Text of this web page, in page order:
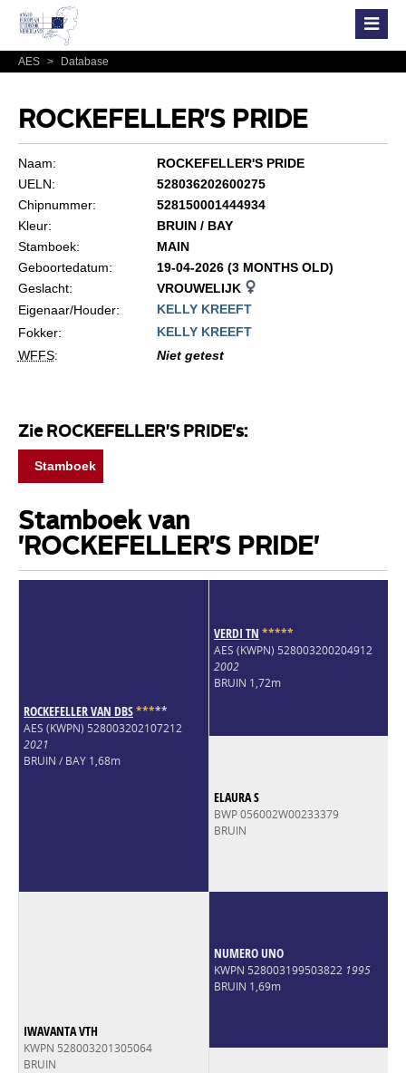
AES > Database
ROCKEFELLER'S PRIDE
Naam:
ROCKEFELLER'S PRIDE
UELN:
528036202600275
Chipnummer:
528150001444934
Kleur:
BRUIN / BAY
Stamboek:
MAIN
Geboortedatum:
19-04-2026 (3 MONTHS OLD)
Geslacht:
VROUWELIJK
Eigenaar/Houder:
KELLY KREEFT
Fokker:
KELLY KREEFT
WFFS: Niet getest
Zie ROCKEFELLER'S PRIDE's:
Stamboek
Stamboek van
'ROCKEFELLER'S PRIDE'
ROCKEFELLER VAN DBS*****
AES (KWPN) 528003202107212
2021
BRUIN / BAY 1,68m
VERDI TN *****
AES (KWPN) 528003200204912
2002
BRUIN 1,72m
ELAURA S
BWP 056002W00233379
BRUIN
IWAVANTA VTH
KWPN 528003201305064
BRUIN
NUMERO UNO
KWPN 528003199503822 1995
BRUIN 1,69m